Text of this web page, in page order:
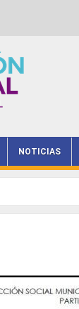
NOTICIAS